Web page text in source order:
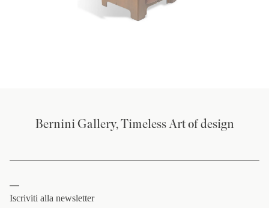
Bernini Gallery, Timeless Art of design
Iscriviti alla newsletter